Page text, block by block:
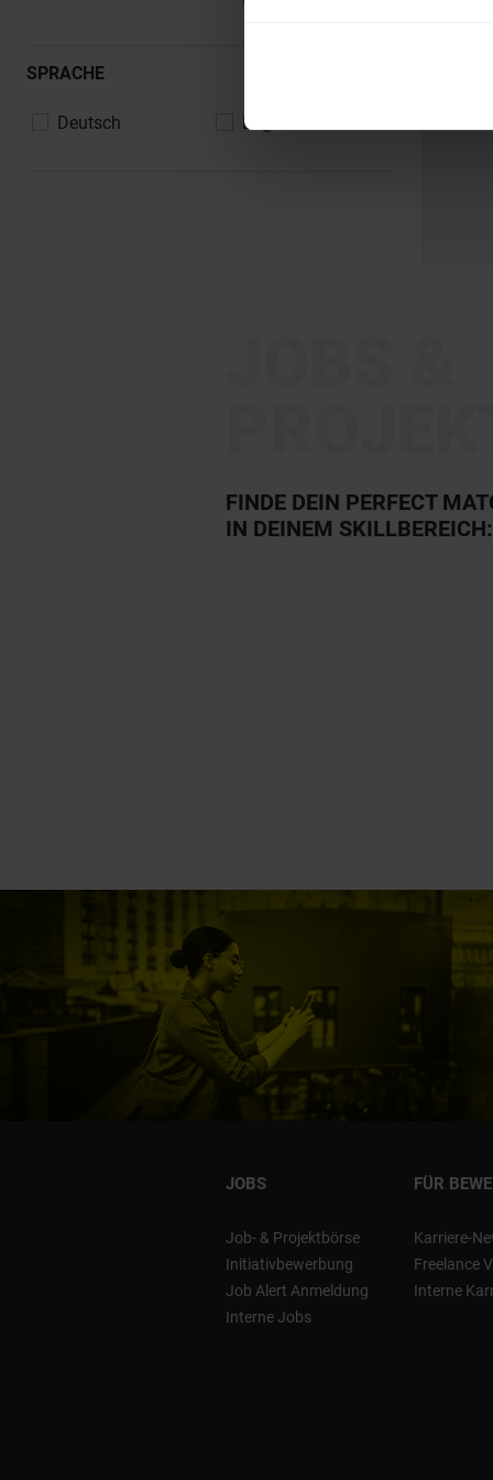
SPRACHE
Deutsch Englisch
FINDE DEIN PERFECT
IN DEINEM SKILLBEREICH:
JOBS
Job- & Projektbörse
Initiativbewerbung
Job Alert Anmeldung
Interne Jobs
FÜR
Karriere-
Freelance
Interne